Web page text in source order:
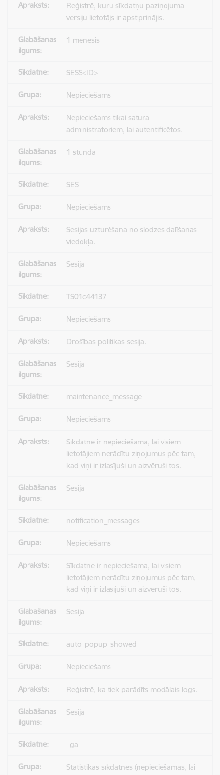
Reģistrē, kuru sīkdatņu paziņojuma
versiju lietotājs ir apstiprinājis.
1 mēnesis
SESS<ID>
Nepieciešams
Nepieciešams tikai satura
administratoriem, lai autentificētos.
1 stunda
SES
Nepieciešams
Sesijas uzturēšana no slodzes dalīšanas
viedokļa.
Sesija
TS01c44137
Nepieciešams
Drošības politikas sesija.
Sesija
maintenance_message
Nepieciešams
Sīkdatne ir nepieciešama, lai visiem
lietotājiem nerādītu ziņojumus pēc tam,
kad viņi ir izlasījuši un aizvēruši tos.
Sesija
notification_messages
Nepieciešams
Sīkdatne ir nepieciešama, lai visiem
lietotājiem nerādītu ziņojumus pēc tam,
kad viņi ir izlasījuši un aizvēruši tos.
Sesija
auto_popup_showed
Nepieciešams
Reģistrē, ka tiek parādīts modālais logs.
Sesija
_ga
Statistikas sīkdatnes (nepieciešamas, lai